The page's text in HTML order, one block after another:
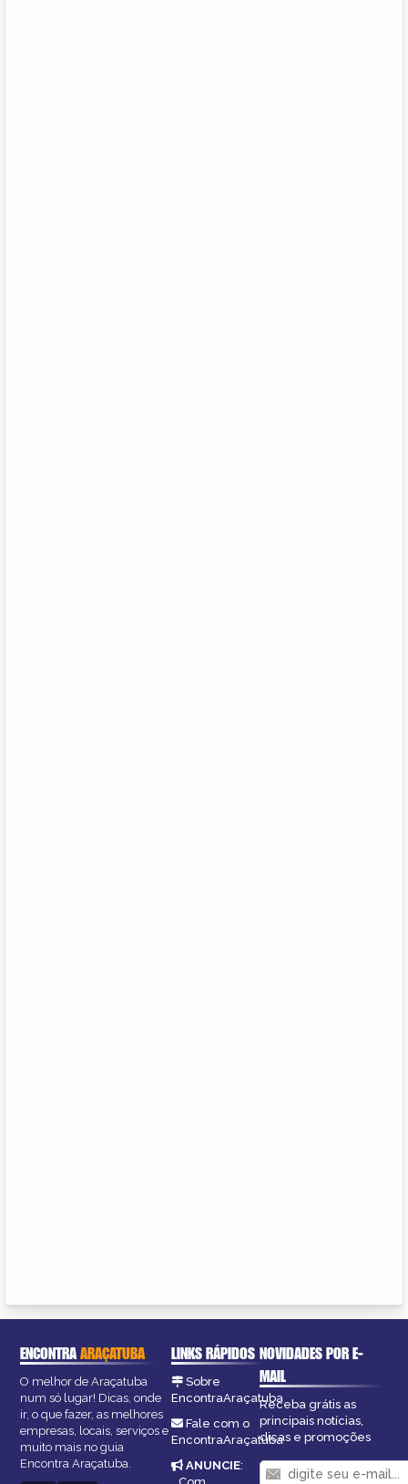
ENCONTRAARAÇATUBA
O melhor de Araçatuba
num só lugar! Dicas, onde
ir, o que fazer, as melhores
empresas, locais, serviços e
muito mais no guia
Encontra Araçatuba.
LINKS RÁPIDOS
Sobre
EncontraAraçatuba
Fale com o
EncontraAraçatuba
ANUNCIE:
NOVIDADES POR E-
MAIL
Receba grátis as
principais notícias,
dicas e promoções